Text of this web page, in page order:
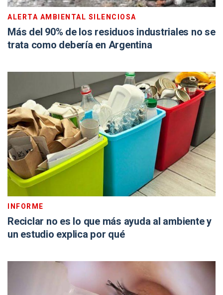
ALERTA AMBIENTAL SILENCIOSA
Más del 90% de los residuos industriales no se
trata como debería en Argentina
INFORME
Reciclar no es lo que más ayuda al ambiente y
un estudio explica por qué